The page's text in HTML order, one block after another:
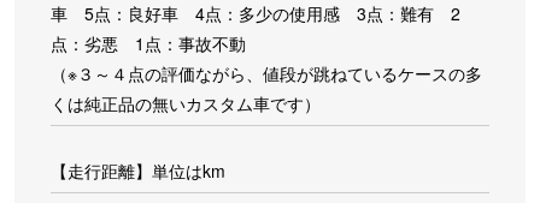
車 5点：良好車 4点：多少の使用感 3点：難有 2
点：劣悪 1点：事故不動
（※３～４点の評価ながら、値段が跳ねているケースの多
くは純正品の無いカスタム車です）
【走行距離】単位はkm